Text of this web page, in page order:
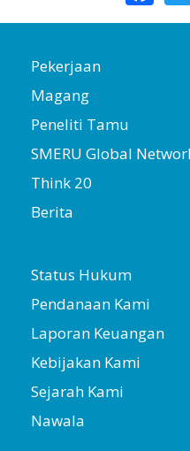
Pekerjaan
Magang
Peneliti Tamu
SMERU Global
Think 20
Berita
Status Hukum
Pendanaan Kami
Laporan Keuangan
Kebijakan Kami
Sejarah Kami
Nawala